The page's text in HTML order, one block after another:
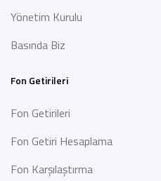
Yönetim Kurulu
Basında Biz
Fon Getirileri
Fon Getirileri
Fon Getiri Hesaplama
Fon Karşılaştırma